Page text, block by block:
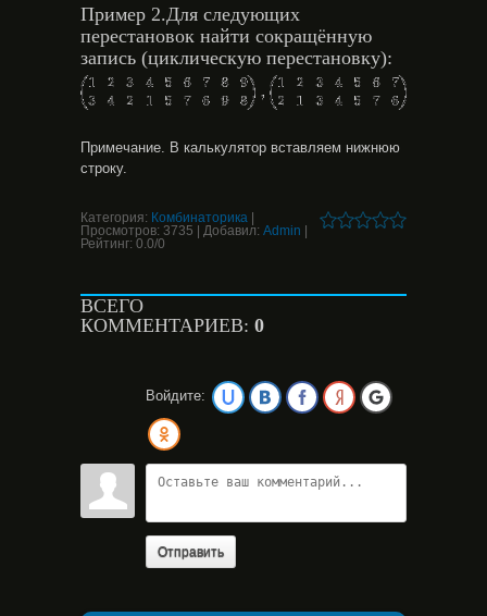
Пример 2.Для следующих
перестановок найти сокращённую
запись (циклическую перестановку):
Примечание. В калькулятор вставляем нижнюю
строку.
Категория: Комбинаторика
Просмотров: 3735 Добавил: Admin
Рейтинг: 0.0/0
ВСЕГО
КОММЕНТАРИЕВ: 0
Войдите:
Отправить